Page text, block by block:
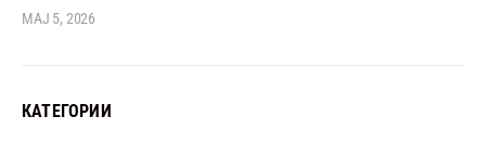
МАЈ 5, 2026
КАТЕГОРИИ